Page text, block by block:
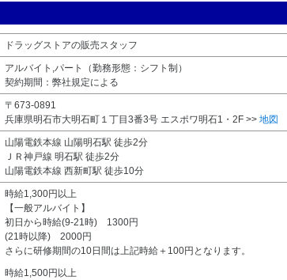
ドラッグストアの販売スタッフ
アルバイト,パート（勤務形態：シフト制）
契約期間：弊社規定による
〒673-0891
兵庫県明石市大明石町１丁目3番3号 エスポワ明石1・2F >> 地図
山陽電鉄本線 山陽明石駅 徒歩2分
ＪＲ神戸線 明石駅 徒歩2分
山陽電鉄本線 西新町駅 徒歩10分
時給1,300円以上
【一般アルバイト】
初日から時給(9-21時) 1300円
(21時以降) 2000円
さらに研修期間の10日間は上記時給＋100円となります。
時給1,500円以上